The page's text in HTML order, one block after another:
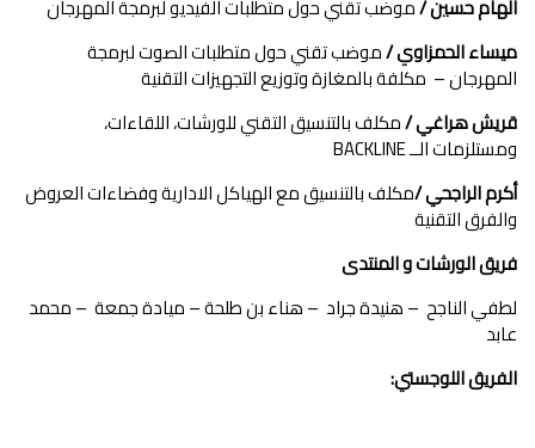
الهام حسين /موضب تقني حول متطلبات الفيديو لبرمجة المهرجان
ميساء الحمزاوي /موضب تقني حول متطلبات الصوت لبرمجة
المهرجان – مكلفة بالمغازة وتوزيع التجهيزات التقنية
قريش هراغي /مكلف بالتنسيق التقني للورشات، اللقاءات،
ومستلزمات الــ BACKLINE
أكرم الراجحي /مكلف بالتنسيق مع الهياكل الادارية وفضاءات العروض
والفرق التقنية
فريق الورشات و المنتدى
لطفي الناجح – هنيدة جراد – هناء بن طلحة – ميادة جمعة – محمد
عابد
الفريق اللوجستي: